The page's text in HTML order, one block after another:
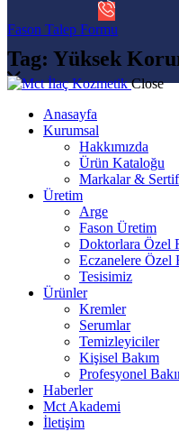
Fason Talep Formu
Tag: Yüksek
Close
Anasayfa
Kurumsal
Hakkımızda
Ürün Kataloğu
Markalar &
Üretim
Arge
Fason Üretim
Doktorlara Özel
Eczanelere Özel
Tesisimiz
Ürünler
Kremler
Serumlar
Temizleyiciler
Kişisel Bakım
Profesyonel
Haberler
Mct Akademi
İletişim